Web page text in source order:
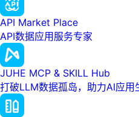
API Market Place
API数据应用服务专家
JUHE MCP & SKILL Hub
打破LLM数据孤岛，助力AI应用